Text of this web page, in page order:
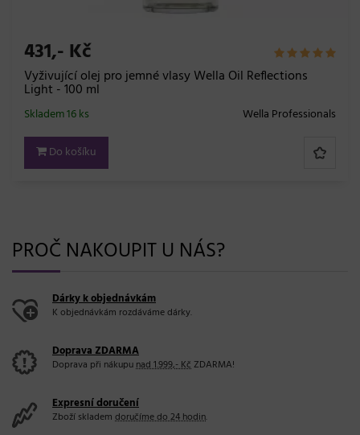
vlasy Wella Oil Reflections
85,- Kč
Brusný blok s
Skladem 19 bal.
Do košíku
PROČ NAKOUPIT U NÁS?
Dárky k objednávkám
K objednávkám rozdáváme dárky.
Doprava ZDARMA
Doprava při nákupunad 1.999,- KčZDARMA!
Expresní doručení
Zboží skladem doručíme do 24 hodin.